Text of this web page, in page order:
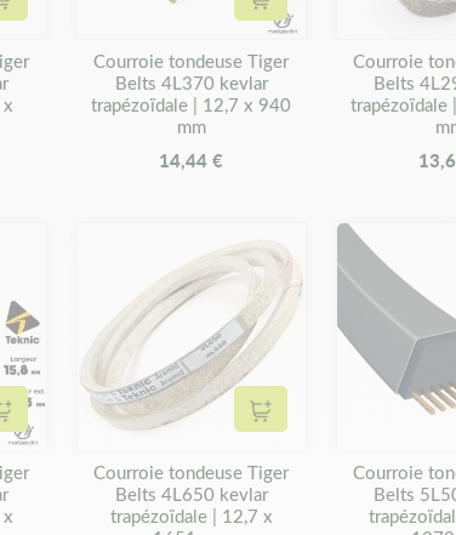
Ajouter au panier Ajouter au panier
Courroie tondeuse Tiger
Belts 4L370 kevlar
trapézoïdale | 12,7 x 940
mm
14,44 €
Courroie
Belts
trapézoïdale
Ajouter au panier Ajouter au panier
Courroie tondeuse Tiger
Belts 4L650 kevlar
trapézoïdale | 12,7 x
Courroie
Belts